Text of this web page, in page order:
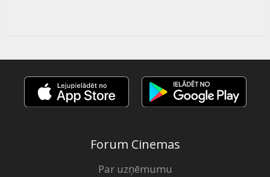
Forum Cinemas
Par uzņēmumu